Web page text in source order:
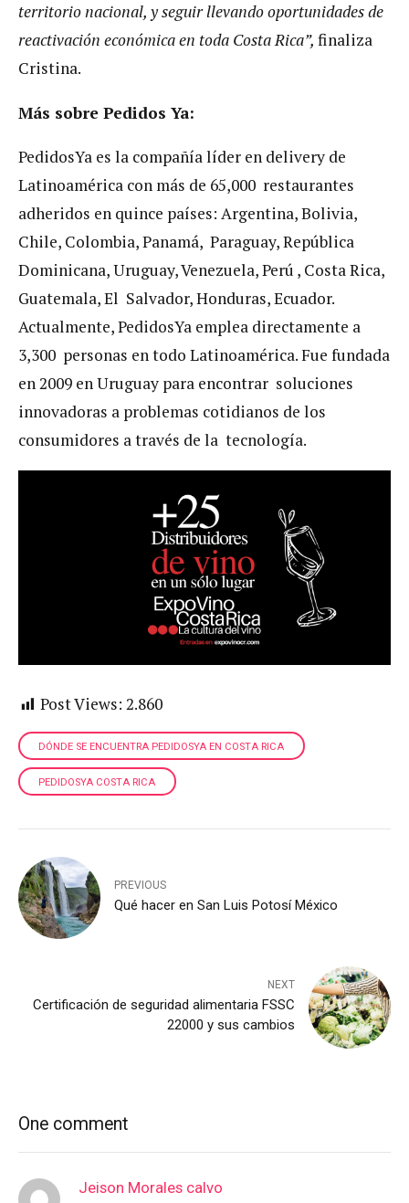
territorio nacional, y seguir llevando oportunidades de
reactivación económica en toda Costa Rica”, finaliza
Cristina.
Más sobre Pedidos Ya:
PedidosYa es la compañía líder en delivery de
Latinoamérica con más de 65,000 restaurantes
adheridos en quince países: Argentina, Bolivia,
Chile, Colombia, Panamá, Paraguay, República
Dominicana, Uruguay, Venezuela, Perú , Costa Rica,
Guatemala, El Salvador, Honduras, Ecuador.
Actualmente, PedidosYa emplea directamente a
3,300 personas en todo Latinoamérica. Fue fundada
en 2009 en Uruguay para encontrar soluciones
innovadoras a problemas cotidianos de los
consumidores a través de la tecnología.
Post Views: 2.860
DÓNDE SE ENCUENTRA PEDIDOSYA EN COSTA RICA
PEDIDOSYA COSTA RICA
PREVIOUS
Qué hacer en San Luis Potosí México
NEXT
Certificación de seguridad alimentaria FSSC
22000 y sus cambios
One comment
Jeison Morales calvo